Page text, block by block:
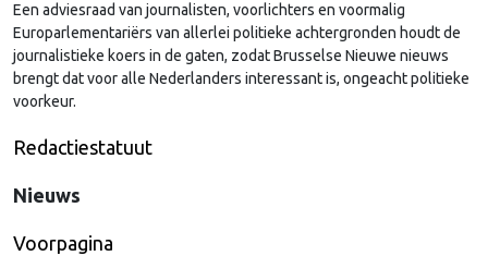
Continued
Een adviesraad van journalisten, voorlichters en voormalig
Europarlementariërs van allerlei politieke achtergronden houdt de
journalistieke koers in de gaten, zodat Brusselse Nieuwe nieuws
brengt dat voor alle Nederlanders interessant is, ongeacht politieke
voorkeur.
Redactiestatuut
Nieuws
Voorpagina